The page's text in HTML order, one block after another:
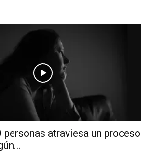
personas atraviesa un proceso